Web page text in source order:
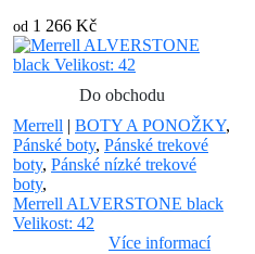
od 1 266 Kč
Do obchodu
Merrell | BOTY A PONOŽKY,
Pánské boty, Pánské trekové
boty, Pánské nízké trekové
boty,
Merrell ALVERSTONE black
Velikost: 42
Více informací